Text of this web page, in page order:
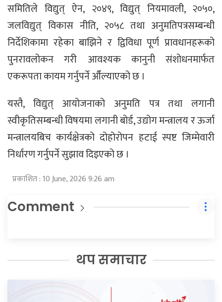
समितिले विद्युत् ऐन, २०४९, विद्युत् नियमावली, २०५०,
जलविद्युत् विकास नीति, २०५८ तथा अनुमतिपत्रसम्बन्धी
निर्देशिकामा रहेका बाझिने र द्विविधा पूर्ण प्रावधानहरूको
पुनरावलोकन गरी आवश्यक कानुनी संशोधनमार्फत
एकरूपता कायम गर्नुपर्ने औँल्याएको छ ।
यस्तै, विद्युत् आयोजनाको अनुमति पत्र तथा लगानी
स्वीकृतिसम्बन्धी विषयमा लगानी बोर्ड, उद्योग मन्त्रालय र ऊर्जा
मन्त्रालयबिच कार्यक्षेत्रको दोहोरोपन हटाई स्पष्ट जिम्मेवारी
निर्धारण गर्नुपर्ने सुझाव दिइएको छ ।
प्रकाशित : 10 June, 2026 9:26 am
Comment
थप समाचार